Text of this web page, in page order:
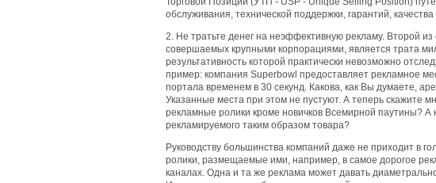
обслуживания, технической поддержки, гарантий,
2. Не тратьте денег на неэффективную рекламу. Второй
совершаемых крупными корпорациями, является трата
результативность которой практически невозможно
пример: компания Superbowl предоставляет рекламное
портала временем в 30 секунд. Какова, как Вы думаете,
Указанные места при этом не пустуют. А теперь скажите
рекламные ролики кроме новичков Всемирной паутины? А
рекламируемого таким образом товара?
Руководству большинства компаний даже не приходит в
ролики, размещаемые ими, например, в самое дорогое
каналах. Одна и та же реклама может давать